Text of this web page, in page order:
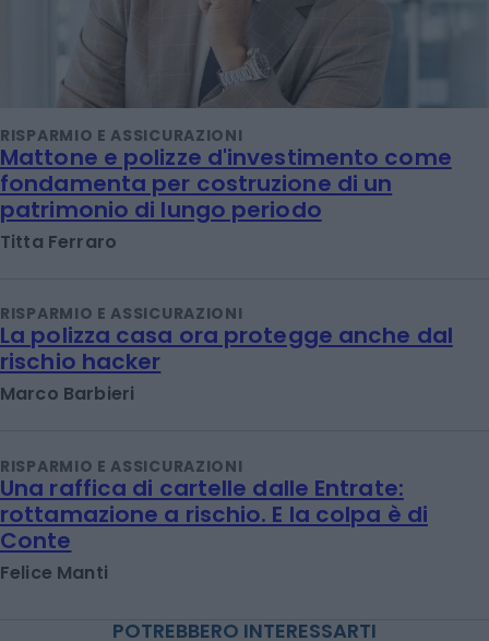
RISPARMIO E ASSICURAZIONI
Mattone e polizze d'investimento come
fondamenta per costruzione di un
patrimonio di lungo periodo
Titta Ferraro
RISPARMIO E ASSICURAZIONI
La polizza casa ora protegge anche dal
rischio hacker
Marco Barbieri
RISPARMIO E ASSICURAZIONI
Una raffica di cartelle dalle Entrate:
rottamazione a rischio. E la colpa è di
Conte
Felice Manti
POTREBBERO INTERESSARTI